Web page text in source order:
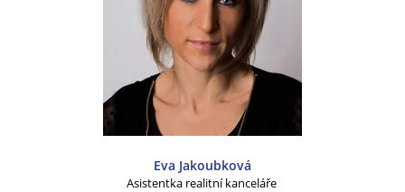
Eva Jakoubková
Asistentka realitní kanceláře